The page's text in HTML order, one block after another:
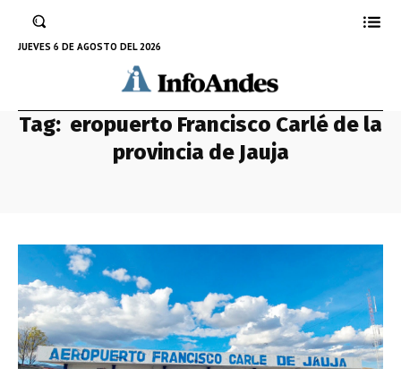
JUEVES 6 DE AGOSTO DEL 2026
Tag: eropuerto Francisco Carlé de la
provincia de Jauja